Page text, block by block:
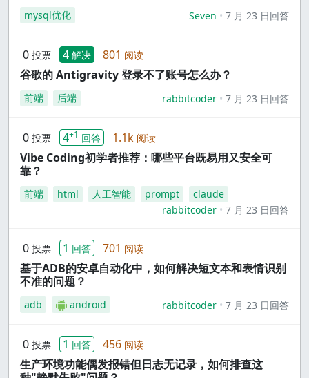
mysql优化 Seven 7 月 23 日回答
0 投票 4 解决 801 阅读
谷歌的 Antigravity 登录不了账号怎么办？
前端 后端 rabbitcoder 7 月 23 日回答
0 投票 4+1 回答 1.1k 阅读
Vibe Coding初学者推荐：哪些平台既易用又安全可
靠？
前端 html 人工智能 prompt
claude
rabbitcoder
7 月 23 日回答
0 投票 1 回答 701 阅读
基于ADB的安卓自动化中，如何解决短文本和表情识别
不准的问题？
adb android rabbitcoder 7 月 23 日回答
0 投票 1 回答 456 阅读
生产环境功能偶发报错但日志无记录，如何排查这